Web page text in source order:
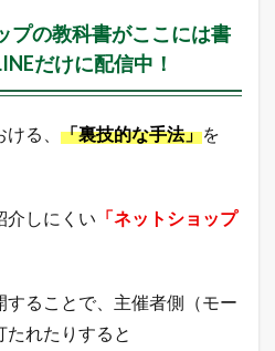
プの教科書がここには書
だけに配信中！
る、 「裏技的な手法」を
介しにくい 「ネットショップ
ることで、主催者側（モー
たれたりすると